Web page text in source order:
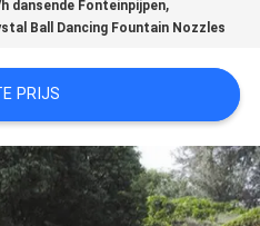
dansende Fonteinpijpen
Ball Dancing Fountain Nozzles
PRIJS